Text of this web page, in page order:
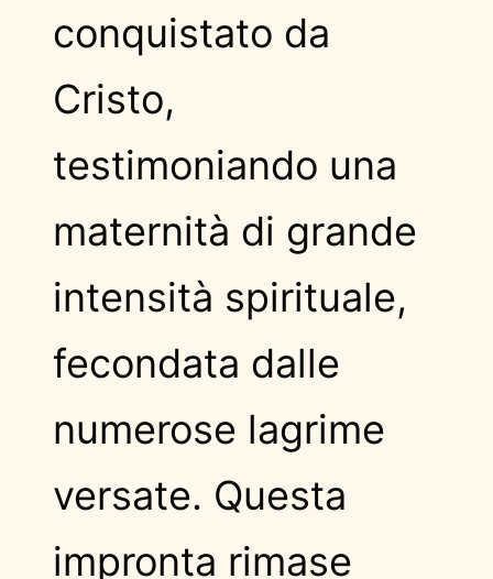
conquistato da
Cristo,
testimoniando una
maternità di grande
intensità spirituale,
fecondata dalle
numerose lagrime
versate. Questa
impronta rimase